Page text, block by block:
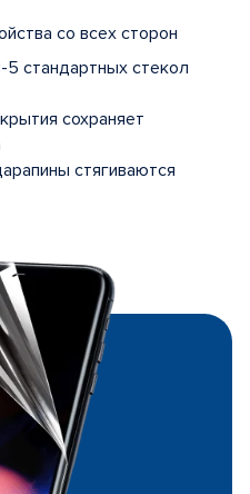
со всех сторон
5 стандартных стекол
сохраняет
стягиваются